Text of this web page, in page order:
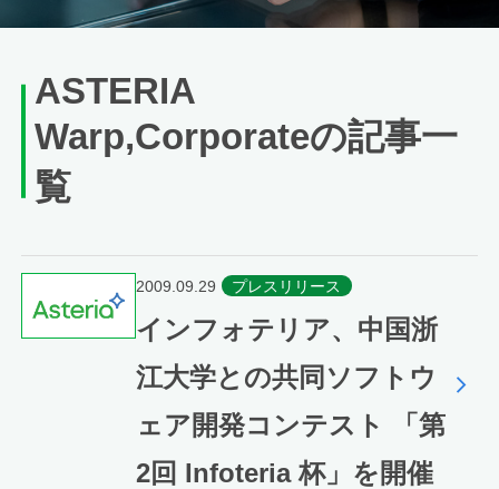
ASTERIA
Warp,Corporateの記事一
覧
2009.09.29 プレスリリース
インフォテリア、中国浙
江大学との共同ソフトウ
ェア開発コンテスト 「第
2回 Infoteria 杯」を開催